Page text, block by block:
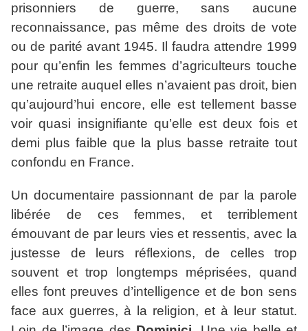
prisonniers de guerre, sans aucune
reconnaissance, pas même des droits de vote
ou de parité avant 1945. Il faudra attendre 1999
pour qu’enfin les femmes d’agriculteurs touche
une retraite auquel elles n’avaient pas droit, bien
qu’aujourd’hui encore, elle est tellement basse
voir quasi insignifiante qu’elle est deux fois et
demi plus faible que la plus basse retraite tout
confondu en France.
Un documentaire passionnant de par la parole
libérée de ces femmes, et terriblement
émouvant de par leurs vies et ressentis, avec la
justesse de leurs réflexions, de celles trop
souvent et trop longtemps méprisées, quand
elles font preuves d’intelligence et de bon sens
face aux guerres, à la religion, et à leur statut.